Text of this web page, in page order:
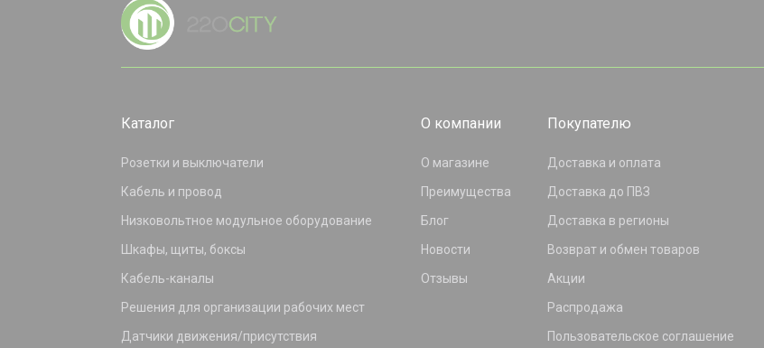
Каталог
Розетки и выключатели
Кабель и провод
Низковольтное модульное оборудование
Шкафы, щиты, боксы
Кабель-каналы
Решения для организации рабочих мест
Датчики движения/присутствия
О компании
О магазине
Преимущества
Блог
Новости
Отзывы
Покупателю
Доставка и оплата
Доставка до ПВЗ
Доставка в регионы
Возврат и обмен товаров
Акции
Распродажа
Пользовательское соглашение